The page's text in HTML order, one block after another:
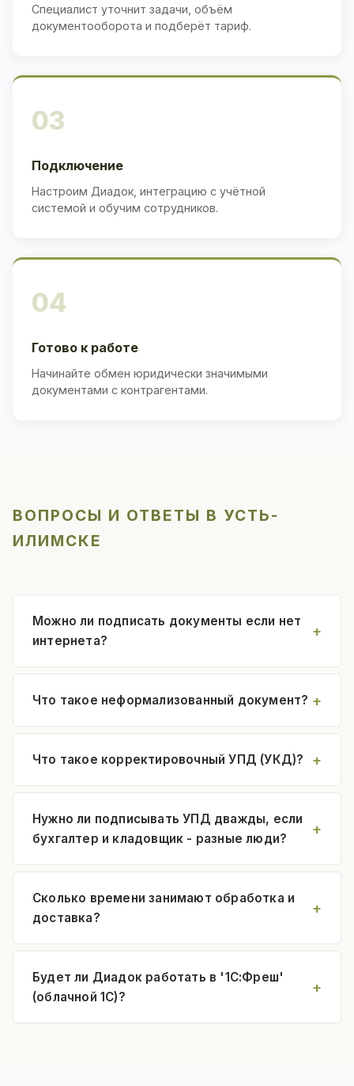
Специалист уточнит задачи, объём
документооборота и подберёт тариф.
03
Подключение
Настроим Диадок, интеграцию с учётной
системой и обучим сотрудников.
04
Готово к работе
Начинайте обмен юридически значимыми
документами с контрагентами.
ВОПРОСЫ И ОТВЕТЫ В УСТЬ-
ИЛИМСКЕ
Можно ли подписать документы если нет
интернета?
Что такое неформализованный документ?
Что такое корректировочный УПД (УКД)?
Нужно ли подписывать УПД дважды, если
бухгалтер и кладовщик - разные люди?
Сколько времени занимают обработка и
доставка?
Будет ли Диадок работать в '1С:Фреш'
(облачной 1С)?